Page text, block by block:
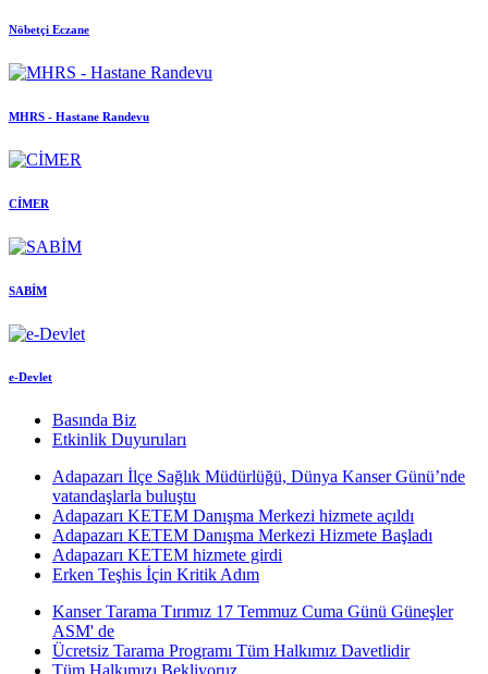
Nöbetçi Eczane
MHRS - Hastane Randevu
CİMER
SABİM
e-Devlet
Basında Biz
Etkinlik Duyuruları
Adapazarı İlçe Sağlık Müdürlüğü, Dünya Kanser Günü’nde
vatandaşlarla buluştu
Adapazarı KETEM Danışma Merkezi hizmete açıldı
Adapazarı KETEM Danışma Merkezi Hizmete Başladı
Adapazarı KETEM hizmete girdi
Erken Teşhis İçin Kritik Adım
Kanser Tarama Tırımız 17 Temmuz Cuma Günü Güneşler
ASM' de
Ücretsiz Tarama Programı Tüm Halkımız Davetlidir